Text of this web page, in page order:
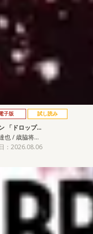
子版 試し読み
「ドロップ…
也 / 歳脇将…
：2026.08.06